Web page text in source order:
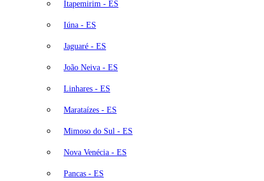
Itapemirim - ES
Iúna - ES
Jaguaré - ES
João Neiva - ES
Linhares - ES
Marataízes - ES
Mimoso do Sul - ES
Nova Venécia - ES
Pancas - ES